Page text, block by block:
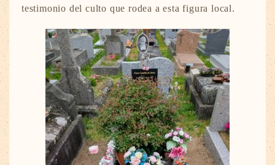
testimonio del culto que rodea a esta figura local.